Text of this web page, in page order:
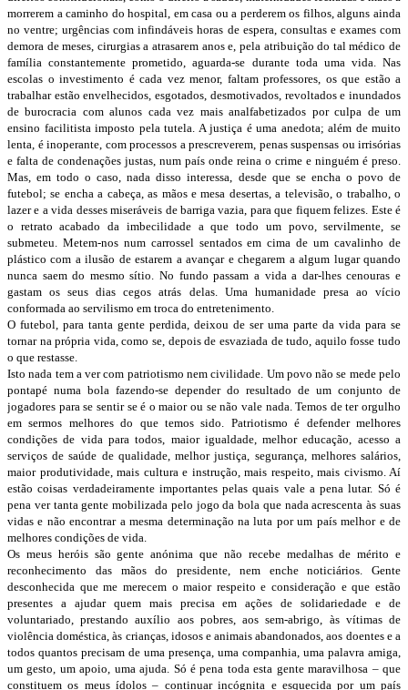
morrerem a caminho do hospital, em casa ou a perderem os filhos, alguns ainda
no ventre; urgências com infindáveis horas de espera, consultas e exames com
demora de meses, cirurgias a atrasarem anos e, pela atribuição do tal médico de
família constantemente prometido, aguarda-se durante toda uma vida. Nas
escolas o investimento é cada vez menor, faltam professores, os que estão a
trabalhar estão envelhecidos, esgotados, desmotivados, revoltados e inundados
de burocracia com alunos cada vez mais analfabetizados por culpa de um
ensino facilitista imposto pela tutela. A justiça é uma anedota; além de muito
lenta, é inoperante, com processos a prescreverem, penas suspensas ou irrisórias
e falta de condenações justas, num país onde reina o crime e ninguém é preso.
Mas, em todo o caso, nada disso interessa, desde que se encha o povo de
futebol; se encha a cabeça, as mãos e mesa desertas, a televisão, o trabalho, o
lazer e a vida desses miseráveis de barriga vazia, para que fiquem felizes. Este é
o retrato acabado da imbecilidade a que todo um povo, servilmente, se
submeteu. Metem-nos num carrossel sentados em cima de um cavalinho de
plástico com a ilusão de estarem a avançar e chegarem a algum lugar quando
nunca saem do mesmo sítio. No fundo passam a vida a dar-lhes cenouras e
gastam os seus dias cegos atrás delas. Uma humanidade presa ao vício
conformada ao servilismo em troca do entretenimento.
O futebol, para tanta gente perdida, deixou de ser uma parte da vida para se
tornar na própria vida, como se, depois de esvaziada de tudo, aquilo fosse tudo
o que restasse.
Isto nada tem a ver com patriotismo nem civilidade. Um povo não se mede pelo
pontapé numa bola fazendo-se depender do resultado de um conjunto de
jogadores para se sentir se é o maior ou se não vale nada. Temos de ter orgulho
em sermos melhores do que temos sido. Patriotismo é defender melhores
condições de vida para todos, maior igualdade, melhor educação, acesso a
serviços de saúde de qualidade, melhor justiça, segurança, melhores salários,
maior produtividade, mais cultura e instrução, mais respeito, mais civismo. Aí
estão coisas verdadeiramente importantes pelas quais vale a pena lutar. Só é
pena ver tanta gente mobilizada pelo jogo da bola que nada acrescenta às suas
vidas e não encontrar a mesma determinação na luta por um país melhor e de
melhores condições de vida.
Os meus heróis são gente anónima que não recebe medalhas de mérito e
reconhecimento das mãos do presidente, nem enche noticiários. Gente
desconhecida que me merecem o maior respeito e consideração e que estão
presentes a ajudar quem mais precisa em ações de solidariedade e de
voluntariado, prestando auxílio aos pobres, aos sem-abrigo, às vítimas de
violência doméstica, às crianças, idosos e animais abandonados, aos doentes e a
todos quantos precisam de uma presença, uma companhia, uma palavra amiga,
um gesto, um apoio, uma ajuda. Só é pena toda esta gente maravilhosa – que
constituem os meus ídolos – continuar incógnita e esquecida por um país